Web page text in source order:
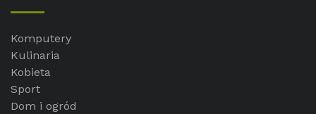
Komputery
Kulinaria
Kobieta
Sport
Dom i ogród